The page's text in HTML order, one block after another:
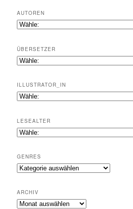
AUTOREN
ÜBERSETZER
ILLUSTRATOR_IN
LESEALTER
GENRES
Genres
ARCHIV
Archiv